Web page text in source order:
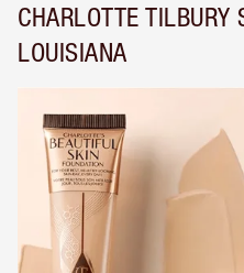
CHARLOTTE
LOUISIANA